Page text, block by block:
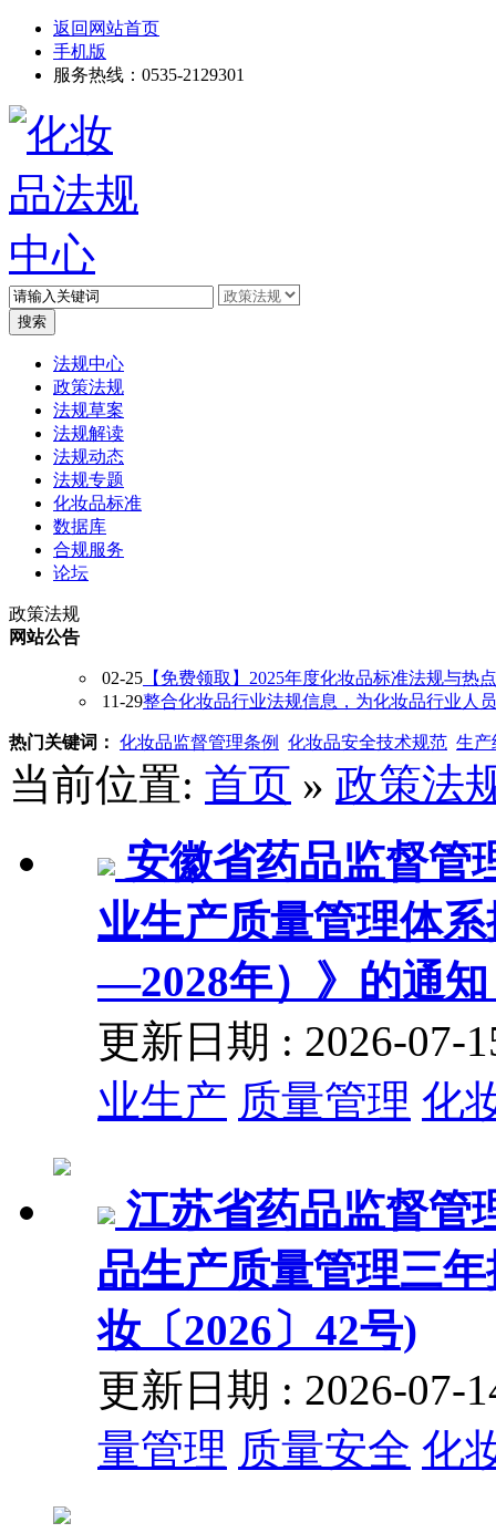
返回网站首页
手机版
服务热线：0535-2129301
法规中心
政策法规
法规草案
法规解读
法规动态
法规专题
化妆品标准
数据库
合规服务
论坛
政策法规
网站公告
02-25 【免费领取】2025年度化妆品标准法规与热
11-29整合化妆品行业法规信息，为化妆品行业人
热门关键词： 化妆品监督管理条例 化妆品安全技术规范 生产
当前位置: 首页 » 政策法
安徽省药品监督管
业生产质量管理体
—2028年）》的通知
更新日期 : 2026-07-
业生产 质量管理 化
江苏省药品监督管
品生产质量管理三
妆〔2026〕42号)
更新日期 : 2026-07-
量管理 质量安全 化